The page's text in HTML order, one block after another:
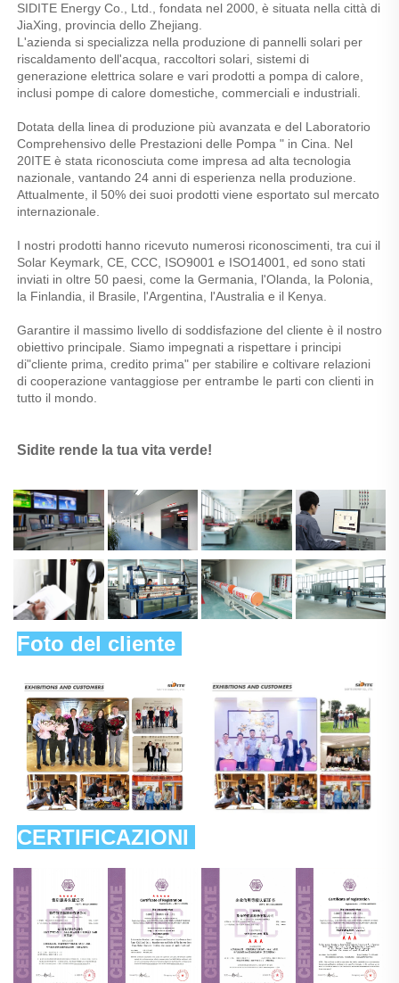
SIDITE Energy Co., Ltd., fondata nel 2000, è situata nella città di
JiaXing, provincia dello Zhejiang.
L'azienda si specializza nella produzione di pannelli solari per
riscaldamento dell'acqua, raccoltori solari, sistemi di
generazione elettrica solare e vari prodotti a pompa di calore,
inclusi pompe di calore domestiche, commerciali e industriali.
Dotata della linea di produzione più avanzata e del Laboratorio
Comprehensivo delle Prestazioni delle Pompa " in Cina. Nel
20ITE è stata riconosciuta come impresa ad alta tecnologia
nazionale, vantando 24 anni di esperienza nella produzione.
Attualmente, il 50% dei suoi prodotti viene esportato sul mercato
internazionale.
I nostri prodotti hanno ricevuto numerosi riconoscimenti, tra cui il
Solar Keymark, CE, CCC, ISO9001 e ISO14001, ed sono stati
inviati in oltre 50 paesi, come la Germania, l'Olanda, la Polonia,
la Finlandia, il Brasile, l'Argentina, l'Australia e il Kenya.
Garantire il massimo livello di soddisfazione del cliente è il nostro
obiettivo principale. Siamo impegnati a rispettare i principi
di"cliente prima, credito prima" per stabilire e coltivare relazioni
di cooperazione vantaggiose per entrambe le parti con clienti in
tutto il mondo.
Sidite rende la tua vita verde!
Foto del cliente
CERTIFICAZIONI